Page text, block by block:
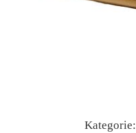
Kategorie: